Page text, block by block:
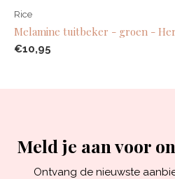
Rice
Melamine tuitbeker - groen -
€10,95
Meld je aan voor
Ontvang de nieuwste